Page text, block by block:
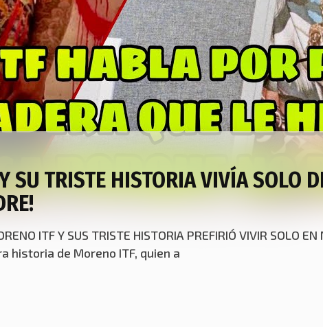
solo desde los 14 años, para mantener a su madre!
SU TRISTE HISTORIA VIVÍA SOLO
ITF Y SUS TRISTE HISTORIA PREFIRIÓ VIVIR SOLO EN
historia de Moreno ITF, quien a